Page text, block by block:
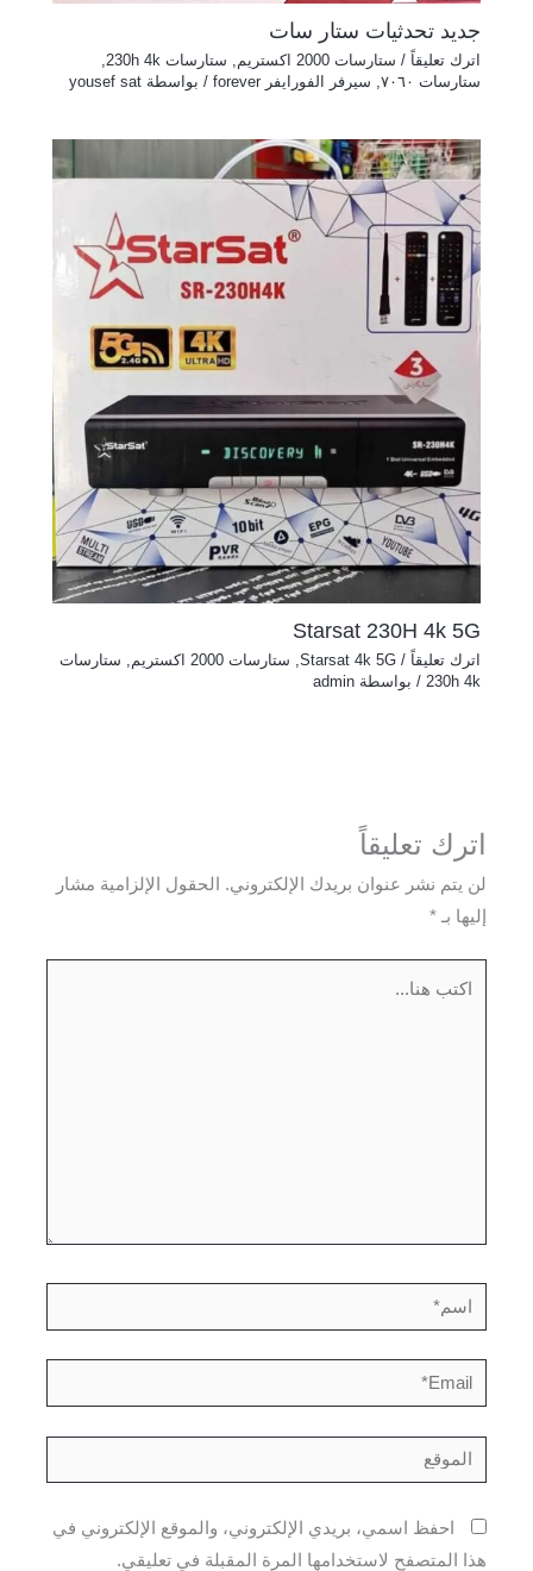
جديد تحدثيات ستار سات
اترك تعليقاً / ستارسات 2000 اكستريم ستارسات 230h 4k
ستارسات ٧٠٦٠
سيرفر الفورايفر forever / بواسطة yousef sat
Starsat 230H 4k 5G
اترك تعليقاً /
Starsat 4k 5G ستارسات 2000 اكستريم
ستارسات
230h 4k / بواسطة admin
اترك تعليقاً
لن يتم نشر عنوان بريدك الإلكتروني.
الحقول الإلزامية مشار
إليها بـ*
اسم*
Email*
الموقع
احفظ اسمي، بريدي الإلكتروني، والموقع الإلكتروني في
هذا المتصفح لاستخدامها المرة المقبلة في تعليقي.